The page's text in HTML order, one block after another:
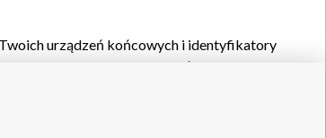
urządzeń końcowych i identyfikatory
oraz pozostałych
reklam, wyboru spersonalizowanych
wydajności reklam, pomiaru wydajności
zapobiegania oszustwom i usuwania